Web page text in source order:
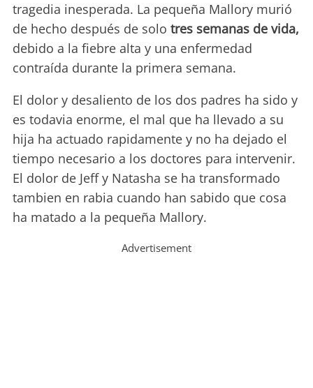
tragedia inesperada. La pequeña Mallory murió
de hecho después de solo tres semanas de vida,
debido a la fiebre alta y una enfermedad
contraída durante la primera semana.
El dolor y desaliento de los dos padres ha sido y
es todavia enorme, el mal que ha llevado a su
hija ha actuado rapidamente y no ha dejado el
tiempo necesario a los doctores para intervenir.
El dolor de Jeff y Natasha se ha transformado
tambien en rabia cuando han sabido que cosa
ha matado a la pequeña Mallory.
Advertisement